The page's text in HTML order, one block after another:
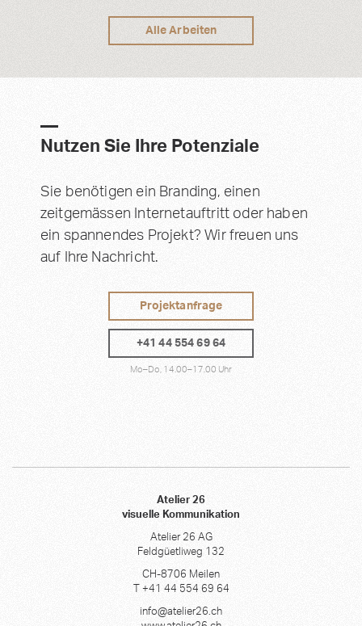
Alle Arbeiten
Nutzen Sie Ihre Potenziale
Sie benötigen ein Branding, einen
zeitgemässen Internetauftritt oder haben
ein spannendes Projekt? Wir freuen uns
auf Ihre Nachricht.
Projektanfrage
+41 44 554 69 64
Mo–Do, 14.00–17.00 Uhr
Atelier 26
visuelle Kommunikation
Atelier 26 AG
Feldgüetliweg 132
CH-8706 Meilen
T +41 44 554 69 64
info@atelier26.ch